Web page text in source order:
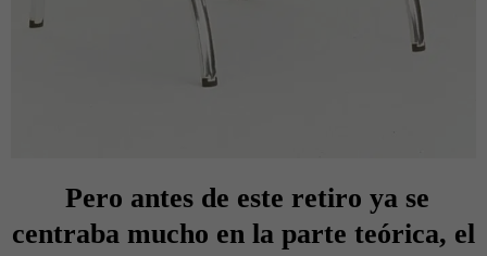
Pero antes de este retiro ya se
centraba mucho en la parte teórica, el